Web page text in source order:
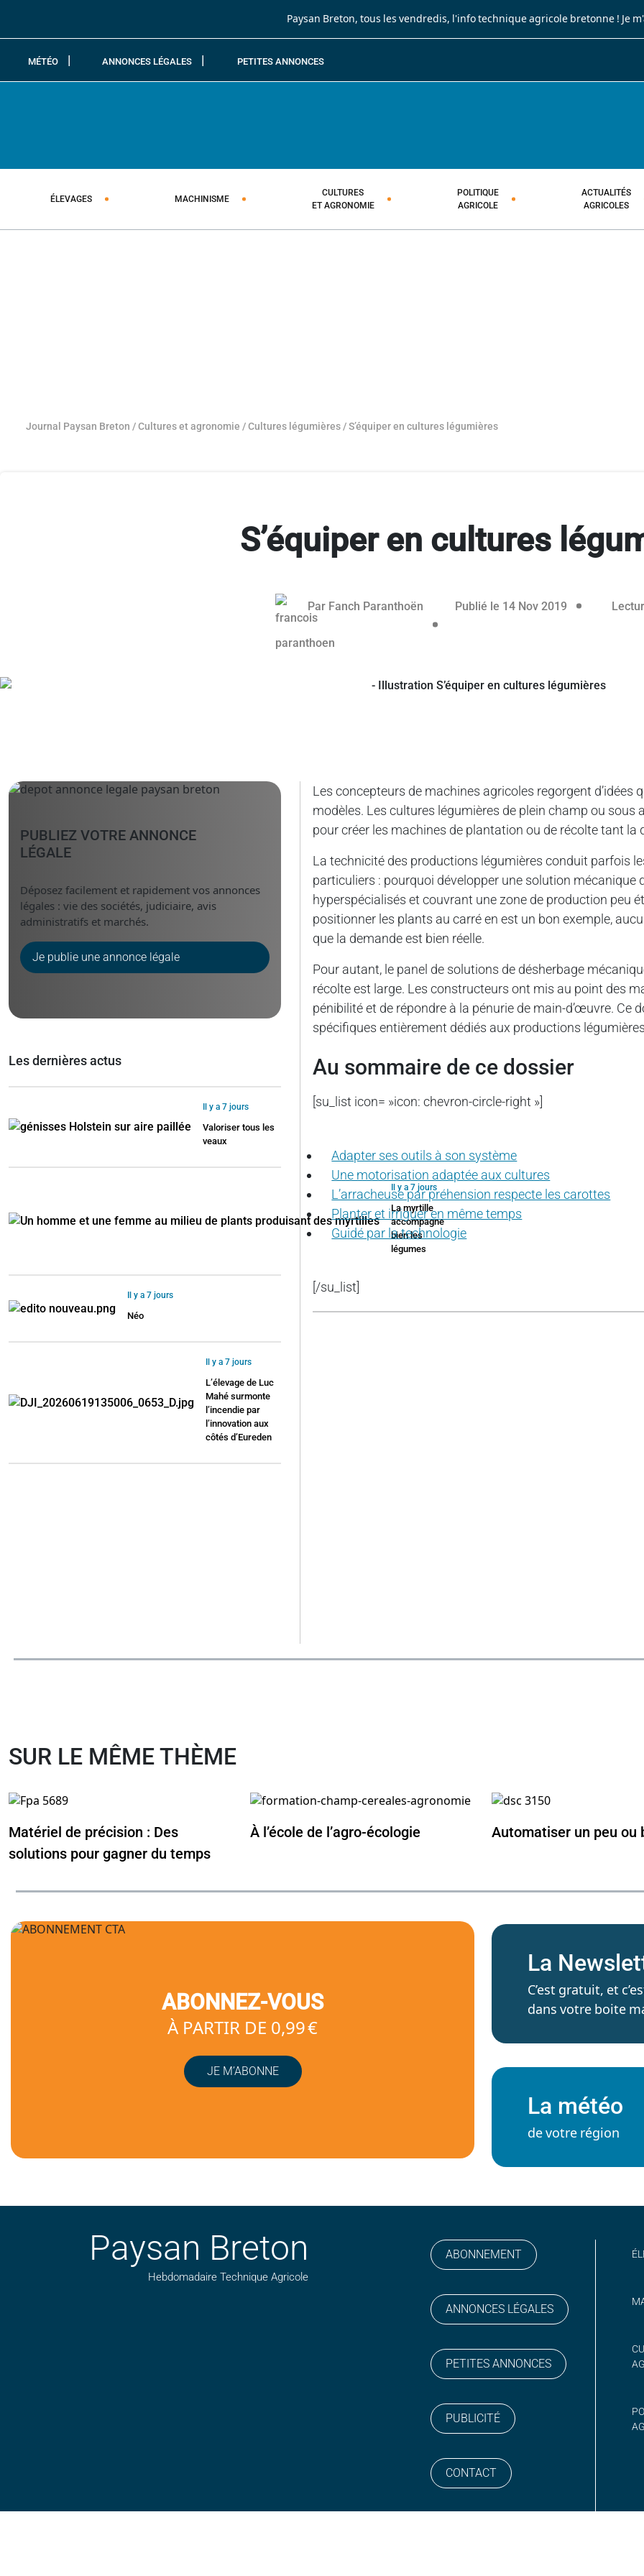
Paysan Breton, tous les vendredis, l'info technique agricole bretonne ! Je
MÉTÉO ANNONCES LÉGALES PETITES ANNONCES
ÉLEVAGES MACHINISME
CULTURES
ET AGRONOMIE
POLITIQUE
AGRICOLE
ACTUALITÉS
AGRICOLES
Journal Paysan Breton /Cultures et agronomie /Cultures légumières /S’équiper en cultures légumières
S’équiper en cultures
Par Fanch Paranthoën Publié le 14 Nov 201914 novembre
Les concepteurs de machines agricoles regorgent d’idées
modèles. Les cultures légumières de plein champ ou sous
pour créer les machines de plantation ou de récolte tant la
La technicité des productions légumières conduit parfois
particuliers : pourquoi développer une solution mécanique
hyperspécialisés et couvrant une zone de production peu
positionner les plants au carré en est un bon exemple,
que la demande est bien réelle.
Pour autant, le panel de solutions de désherbage
récolte est large. Les constructeurs ont mis au point des
pénibilité et de répondre à la pénurie de main-d’œuvre. Ce
spécifiques entièrement dédiés aux productions
Au sommaire de ce dossier
[su_list icon= »icon: chevron-circle-right »]
Adapter ses outils à son système
Une motorisation adaptée aux cultures
L’arracheuse par préhension respecte les carottes
Planter et irriguer en même temps
Guidé par la technologie
[/su_list]
PUBLIEZ VOTRE ANNONCE
LÉGALE
Déposez facilement et rapidement vos annonces
légales : vie des sociétés, judiciaire, avis
administratifs et marchés.
Je publie une annonce légale
Les dernières actus
Il y a 7 jours
Valoriser tous les
veaux
Il y a 7 jours
La myrtille
accompagne
bien les
légumes
Il y a 7 jours
Néo
Il y a 7 jours
L’élevage de Luc
Mahé surmonte
l’incendie par
l’innovation aux
côtés d’Eureden
SUR LE MÊME THÈME
Matériel de précision : Des
solutions pour gagner du temps
À l’école de l’agro-écologie Automatiser un peu ou
ABONNEZ-VOUS
À PARTIR DE 0,99 €
JE M’ABONNE
La
C’est gratuit, et
dans votre boite
La météo
de votre région
Paysan Breton
Hebdomadaire Technique Agricole
ABONNEMENT
ANNONCES LÉGALES
PETITES ANNONCES
PUBLICITÉ
CONTACT